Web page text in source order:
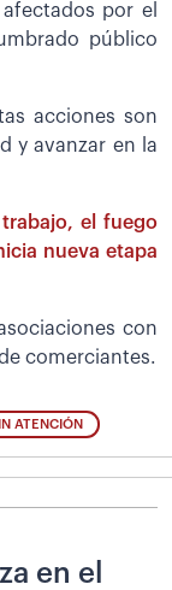
por el
público
acciones son
y avanzar en la
el fuego
nueva etapa
con
comerciantes.
ATENCIÓN
en el